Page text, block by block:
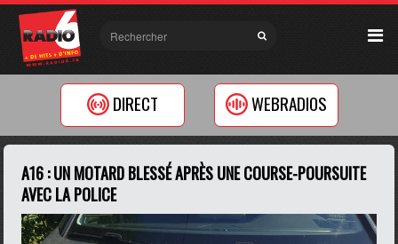
DIRECT WEBRADIOS
A16 : UN MOTARD BLESSÉ APRÈS UNE COURSE-POURSUITE
AVEC LA POLICE